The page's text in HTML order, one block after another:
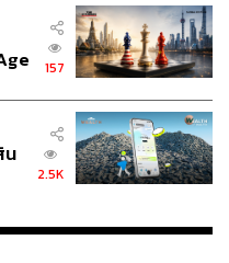
157
น
2.5K